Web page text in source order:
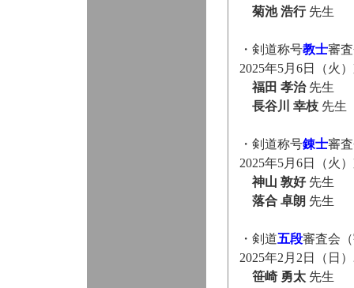
菊池 浩行先生
・剣道称号教士審
2025年5月6日（火
福田 孝治先生
長谷川 幸枝先生
・剣道称号錬士審
2025年5月6日（火
神山 敦好先生
落合 卓朗 先生
・剣道五段審査会
2025年2月2日（日
笹崎 勇太先生